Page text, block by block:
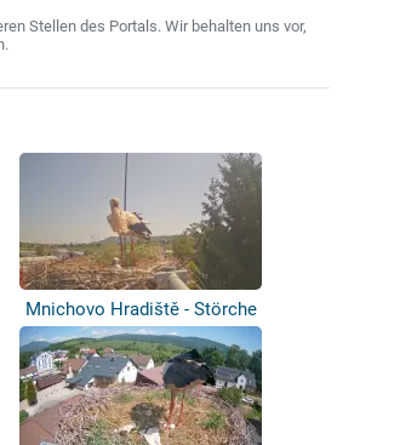
Stellen des Portals. Wir behalten uns vor,
Mnichovo Hradiště - Störche